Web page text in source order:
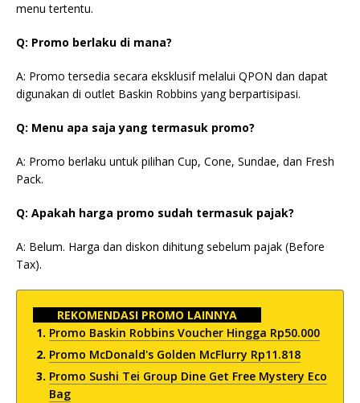
menu tertentu.
Q: Promo berlaku di mana?
A: Promo tersedia secara eksklusif melalui QPON dan dapat
digunakan di outlet Baskin Robbins yang berpartisipasi.
Q: Menu apa saja yang termasuk promo?
A: Promo berlaku untuk pilihan Cup, Cone, Sundae, dan Fresh
Pack.
Q: Apakah harga promo sudah termasuk pajak?
A: Belum. Harga dan diskon dihitung sebelum pajak (Before
Tax).
REKOMENDASI PROMO LAINNYA
Promo Baskin Robbins Voucher Hingga Rp50.000
Promo McDonald's Golden McFlurry Rp11.818
Promo Sushi Tei Group Dine Get Free Mystery Eco
Bag